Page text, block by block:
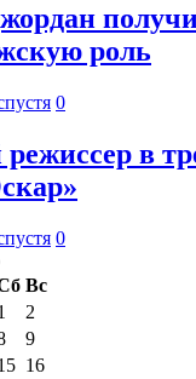
роль
0
в
0
Вс
2
9
16